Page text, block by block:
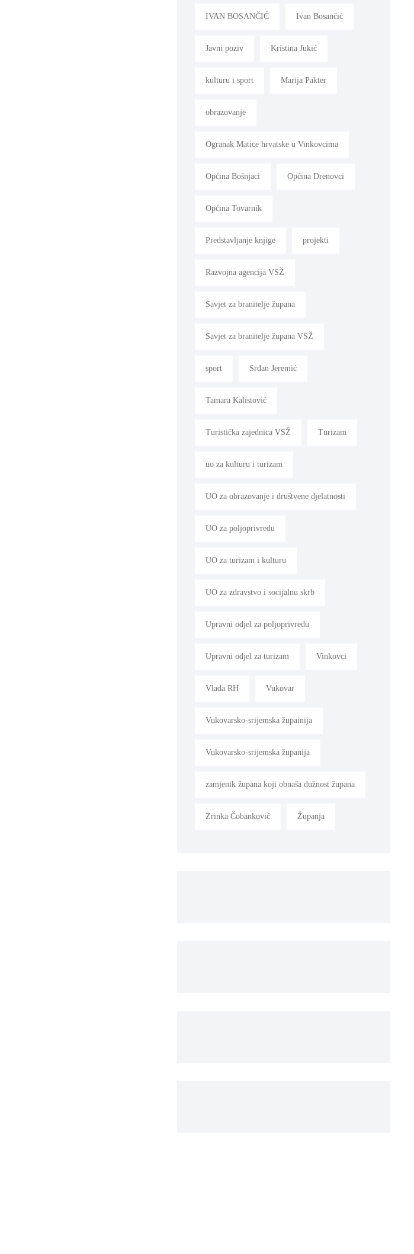
IVAN BOSANČIĆ Ivan Bosančić
Javni poziv Kristina Jukić
kulturu i sport Marija Pakter
obrazovanje
Ogranak Matice hrvatske u Vinkovcima
Općina Bošnjaci Općina Drenovci
Općina Tovarnik
Predstavljanje knjige projekti
Razvojna agencija VSŽ
Savjet za branitelje župana
Savjet za branitelje župana VSŽ
sport Srđan Jeremić
Tamara Kalistović
Turistička zajednica VSŽ Turizam
uo za kulturu i turizam
UO za obrazovanje i društvene djelatnosti
UO za poljoprivredu
UO za turizam i kulturu
UO za zdravstvo i socijalnu skrb
Upravni odjel za poljoprivredu
Upravni odjel za turizam Vinkovci
Vlada RH Vukovar
Vukovarsko-srijemska župainija
Vukovarsko-srijemska županija
zamjenik župana koji obnaša dužnost župana
Zrinka Čobanković Županja